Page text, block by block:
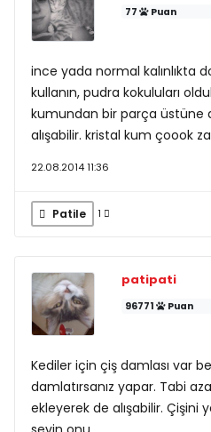
77 Puan
ince yada normal kalınlıkta
kullanın, pudra kokuluları
kumundan bir parça üstüne
alışabilir. kristal kum çoook
22.08.2014 11:36
Patile 1
patipati
96771 Puan
Kediler için çiş damlası var
damlatırsanız yapar. Tabi
ekleyerek de alışabilir. Çişini